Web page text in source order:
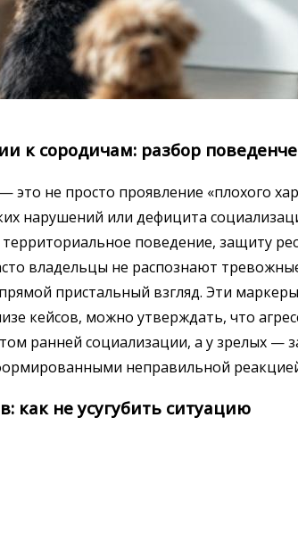
к сородичам: разбор
это не просто проявление «плохого
нарушений или дефицита
поведение, защиту
владельцы не распознают
пристальный взгляд. Эти
кейсов, можно утверждать, что
ранней социализации, а у зрелых —
неправильной
как не усугубить ситуацию